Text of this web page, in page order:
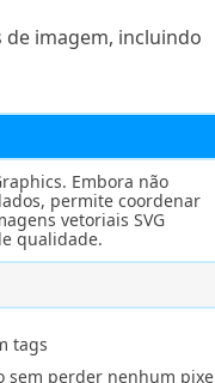
de imagem, incluindo
Embora não
permite coordenar
vetoriais SVG
qualidade.
tags
sem perder nenhum pixe